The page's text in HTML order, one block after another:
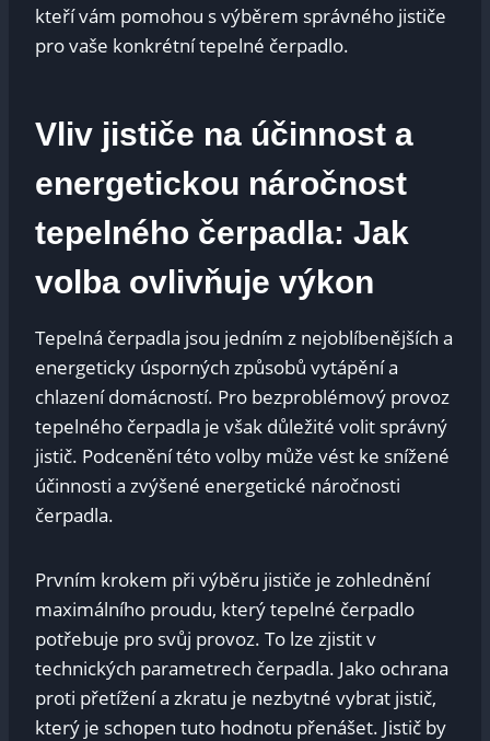
kteří vám‍ pomohou ‍s⁤ výběrem správného jističe
pro vaše⁤ konkrétní tepelné čerpadlo.
Vliv jističe na účinnost ‌a
energetickou náročnost
⁢tepelného čerpadla: Jak
volba ovlivňuje výkon
Tepelná čerpadla jsou jedním ⁢z nejoblíbenějších a
energeticky ⁣úsporných způsobů⁣ vytápění a
chlazení ⁤domácností.​ Pro bezproblémový provoz
tepelného čerpadla ⁢je​ však důležité volit ​správný
⁢jistič. Podcenění této volby může vést ke snížené
účinnosti a zvýšené energetické náročnosti
čerpadla.
Prvním ⁣krokem při výběru jističe je ‌zohlednění
maximálního proudu, který tepelné ‍čerpadlo
potřebuje⁢ pro svůj provoz. ⁣To lze zjistit v
⁢technických⁣ parametrech čerpadla. Jako ochrana
proti přetížení a zkratu je ⁤nezbytné ‌vybrat jistič,
který je schopen tuto hodnotu ‍přenášet. Jistič by